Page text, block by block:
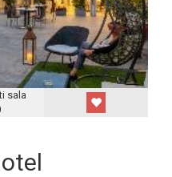
sala